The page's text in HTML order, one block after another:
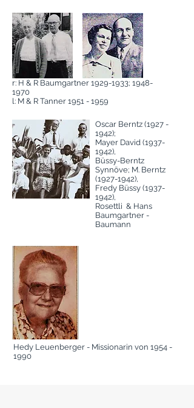
r: H & R Baumgartner 1929-1933; 1948-
1970
l: M & R Tanner 1951 - 1959
Oscar Berntz (1927 -
1942);
Mayer David (1937-
1942),
Büssy-Berntz
Synnöve; M. Berntz
(1927-1942),
Fredy Büssy (1937-
1942),
Rosettli & Hans
Baumgartner -
Baumann
Hedy Leuenberger - Missionarin von 1954 -
1990